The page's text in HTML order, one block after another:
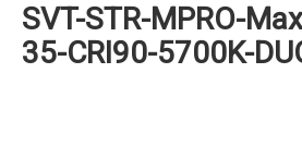
SVT-STR-MPRO-
35-CRI90-5700K-